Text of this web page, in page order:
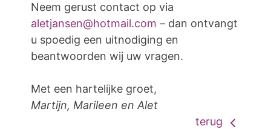
Neem gerust contact op via
aletjansen@hotmail.com – dan ontvangt
u spoedig een uitnodiging en
beantwoorden wij uw vragen.
Met een hartelijke groet,
Martijn, Marileen en Alet
terug